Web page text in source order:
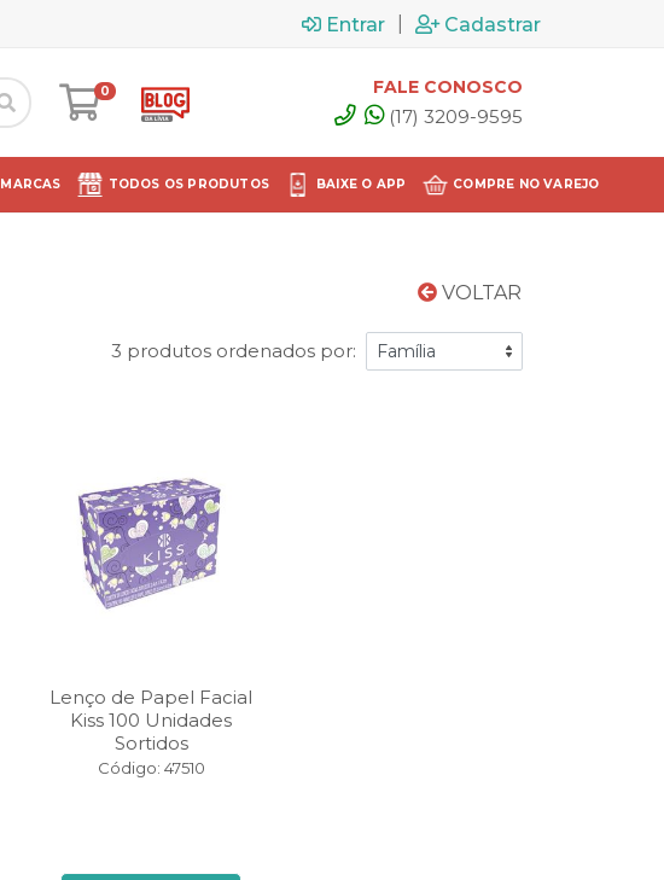
Entrar Cadastrar
0 FALE CONOSCO
(17) 3209-9595
MARCAS TODOS OS PRODUTOS BAIXE O APP COMPRE NO VAREJO
VOLTAR
3 produtos ordenados por:
Lenço de Papel Facial
Kiss 100 Unidades
Sortidos
Código: 47510